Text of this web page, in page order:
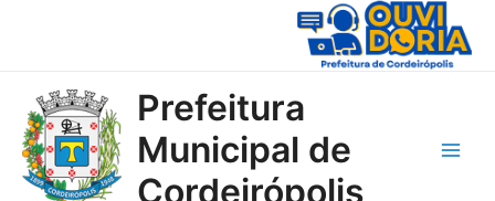
Prefeitura
Municipal de
Cordeirópolis